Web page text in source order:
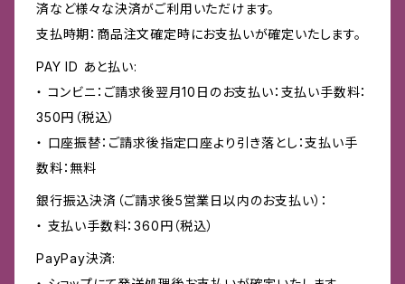
済など様々な決済がご利用いただけます。
支払時期：商品注文確定時にお支払いが確定いたします。
PAY ID あと払い:
・ コンビニ：ご請求後翌月10日のお支払い：支払い手数料：
350円（税込）
・ 口座振替：ご請求後指定口座より引き落とし：支払い手
数料：無料
銀行振込決済（ご請求後5営業日以内のお支払い）：
・ 支払い手数料：360円（税込）
PayPay決済: